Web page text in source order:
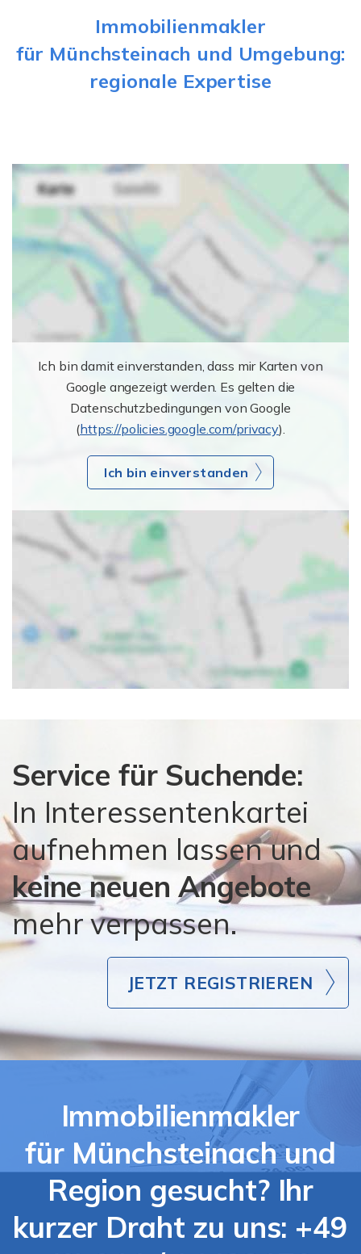
Immobilienmakler
für Münchsteinach und Umgebung:
regionale Expertise
Ich bin damit einverstanden, dass mir Karten von
Google angezeigt werden. Es gelten die
Datenschutzbedingungen von Google
(https://policies.google.com/privacy).
Ich bin einverstanden
Service für Suchende:
In Interessentenkartei
aufnehmen lassen und
keine neuen Angebote
mehr verpassen.
JETZT REGISTRIEREN
Immobilienmakler
für Münchsteinach und
Region gesucht? Ihr
kurzer Draht zu uns: +49